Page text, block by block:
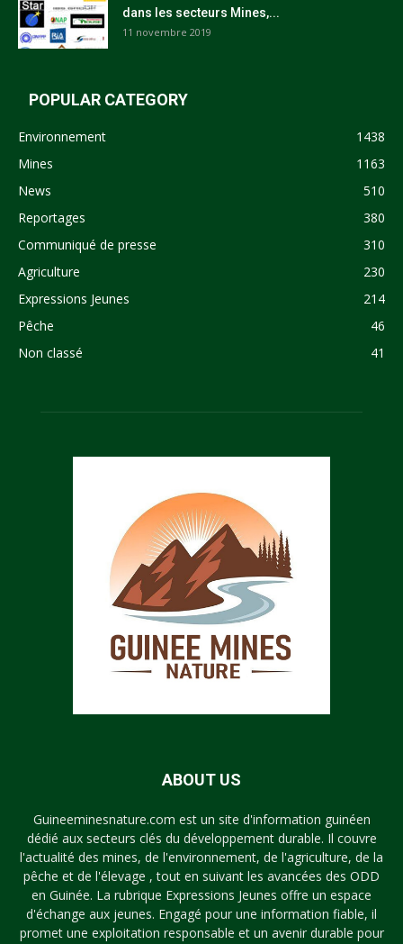
dans les secteurs Mines,...
11 novembre 2019
POPULAR CATEGORY
Environnement
1438
Mines
1163
News
510
Reportages
380
Communiqué de presse
310
Agriculture
230
Expressions Jeunes
214
Pêche
46
Non classé
41
ABOUT US
Guineeminesnature.com est un site d'information guinéen
dédié aux secteurs clés du développement durable. Il couvre
l'actualité des mines, de l'environnement, de l'agriculture, de la
pêche et de l'élevage , tout en suivant les avancées des ODD
en Guinée. La rubrique Expressions Jeunes offre un espace
d'échange aux jeunes. Engagé pour une information fiable, il
promet une exploitation responsable et un avenir durable pour